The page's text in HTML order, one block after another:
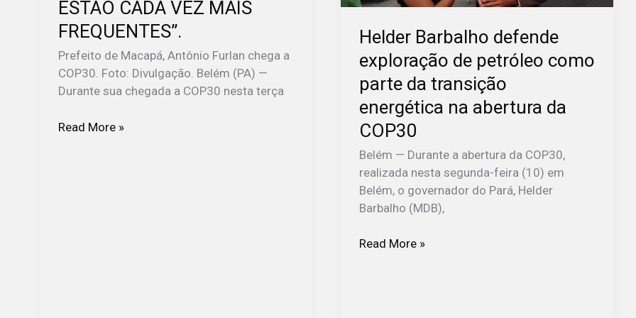
ESTÃO CADA VEZ MAIS
FREQUENTES”.
Prefeito de Macapá, Antônio Furlan chega a
COP30. Foto: Divulgação. Belém (PA) —
Durante sua chegada a COP30 nesta terça
DURANTE
A
COP30:
“
EVENTOS
ESTÃO
Read More »
Helder Barbalho defende
exploração de petróleo como
parte da transição
energética na abertura da
COP30
Belém — Durante a abertura da COP30,
realizada nesta segunda-feira (10) em
Belém, o governador do Pará, Helder
Barbalho (MDB),
da
transição
energética
na
abertura
da
COP30
Read More »